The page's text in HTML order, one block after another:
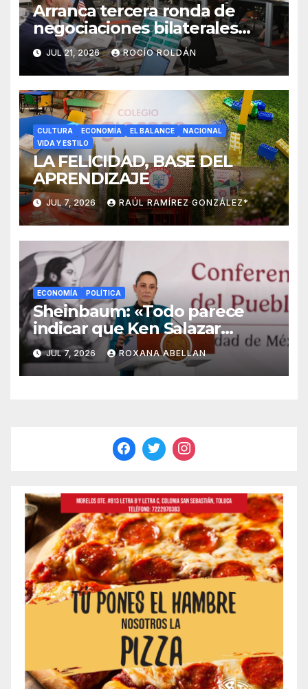
Arranca tercera ronda de
negociaciones bilaterales
México-Estados Unidos sobre
el T-MEC
JUL 21, 2026 ROCÍO ROLDÁN
CULTURA ECONOMÍA EL BALANCE
NACIONAL
VIDA Y ESTILO
LA FELICIDAD, BASE DEL
APRENDIZAJE
JUL 7, 2026 RAÚL RAMÍREZ GONZÁLEZ*
ECONOMÍA POLÍTICA
Sheinbaum: «Todo parece
indicar que Ken Salazar
mintió» sobre captura de ‘El
Mayo’
JUL 7, 2026 ROXANA ABELLAN